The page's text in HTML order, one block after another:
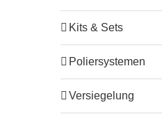
Kits & Sets
Poliersystemen
Versiegelung